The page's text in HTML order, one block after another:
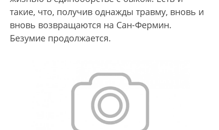
такие, что, получив однажды травму, вновь и
вновь возвращаются на Сан-Фермин.
Безумие продолжается.